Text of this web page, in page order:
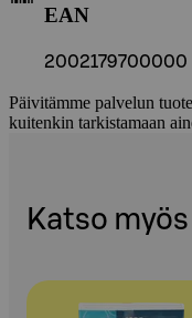
EAN
2002179700000
Päivitämme palvelun
kuitenkin tarkistamaan
Katso myös